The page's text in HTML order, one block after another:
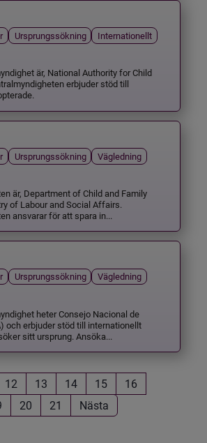
Ursprungssökning
Internationellt
är, National Authority for Child
erbjuder stöd till
Ursprungssökning
Vägledning
är, Department of Child and Family
of Labour and Social Affairs.
ansvarar för att spara in...
Ursprungssökning
Vägledning
heter Consejo Nacional de
och erbjuder stöd till internationellt
sitt ursprung. Ansöka...
12 13 14 15
16
20 21 Nästa